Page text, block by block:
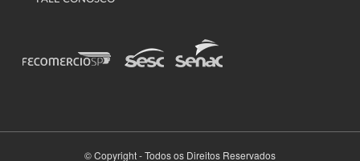
© Copyright - Todos os Direitos Reservados